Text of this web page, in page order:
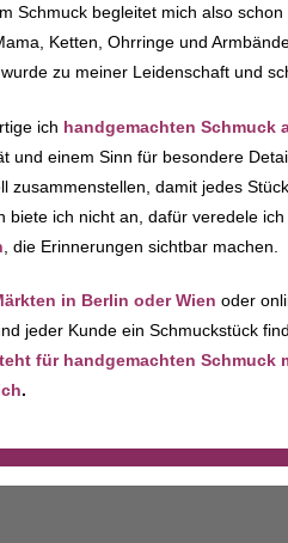
Schmuck begleitet mich also
Ketten, Ohrringe und
zu meiner Leidenschaft und
ich handgemachten Schmuck
und einem Sinn für besondere
zusammenstellen, damit jedes
biete ich nicht an, dafür veredele
, die Erinnerungen sichtbar machen.
in Berlin oder Wien oder
jeder Kunde ein Schmuckstück
für handgemachten Schmuck
.